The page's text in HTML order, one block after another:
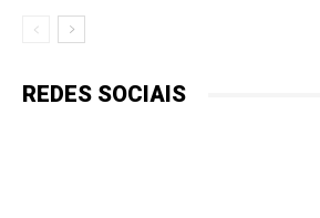
REDES SOCIAIS